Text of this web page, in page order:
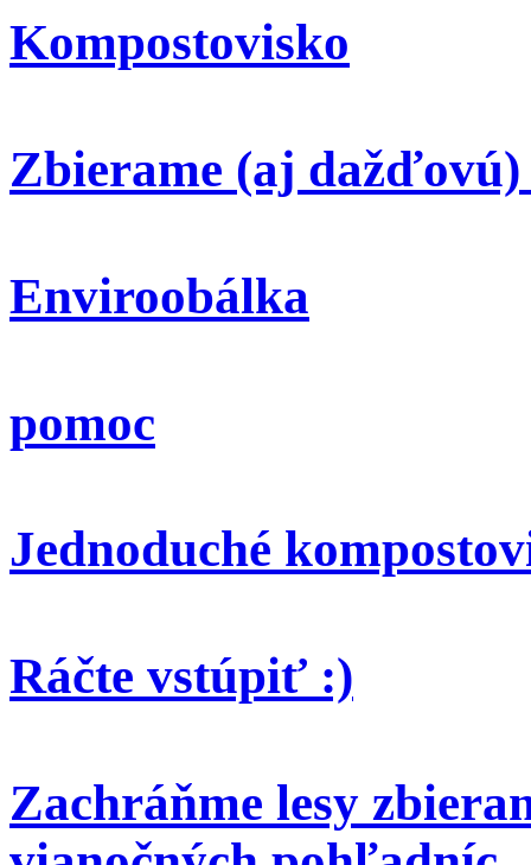
Kompostovisko
Zbierame (aj
Enviroobálka
pomoc
Jednoduché
Ráčte vstúpiť :)
Zachráňme lesy